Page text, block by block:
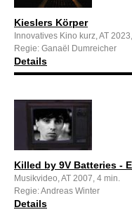
Kieslers Körper
Innovatives Kino kurz, AT
Regie: Ganaël Dumreicher
Details
Killed by 9V Batteries -
Musikvideo, AT 2007, 4 min.
Regie: Andreas Winter
Details